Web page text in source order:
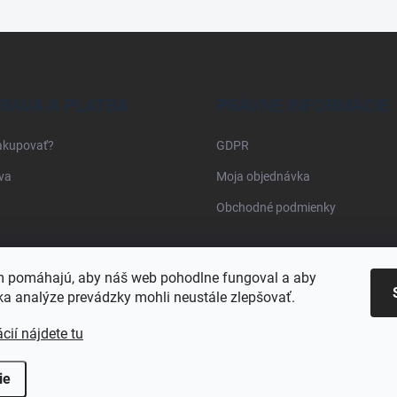
pomáhajú, aby náš web pohodlne fungoval a aby
analýze prevádzky mohli neustále zlepšovať.
nájdete tu
A PLATBA PRÁVNE INFORMÁCIE
GDPR
Moja objednávka
Obchodné podmienky